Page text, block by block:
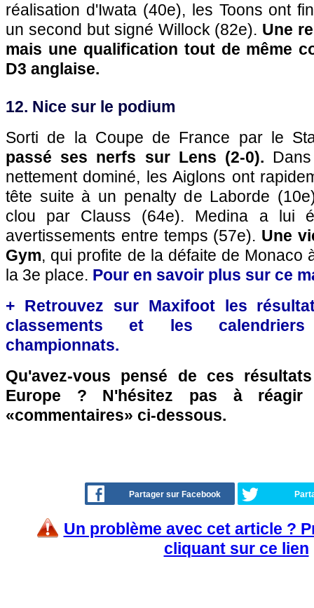
réalisation d'Iwata (40e), les Toons ont
un second but signé Willock (82e). Une
mais une qualification tout de même
D3 anglaise.
12. Nice sur le podium
Sorti de la Coupe de France par le
passé ses nerfs sur Lens (2-0).
nettement dominé, les Aiglons ont
tête suite à un penalty de Laborde
clou par Clauss (64e). Medina a lui
avertissements entre temps (57e). Une
Gym, qui profite de la défaite de Monaco
la 3e place. Pour en savoir plus sur ce
+ Retrouvez sur Maxifoot les
classements et les
championnats.
Qu'avez-vous pensé de ces
Europe ? N'hésitez pas à réagir
«commentaires» ci-dessous.
Partager sur Facebook
Un problème avec cet article ?
cliquant sur ce lien